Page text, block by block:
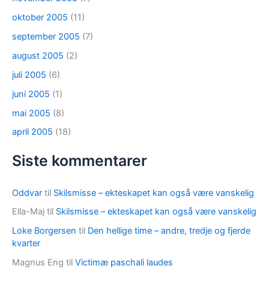
oktober 2005 (11)
september 2005 (7)
august 2005 (2)
juli 2005 (6)
juni 2005 (1)
mai 2005 (8)
april 2005 (18)
Siste kommentarer
Oddvar til Skilsmisse – ekteskapet kan også være vanskelig
Ella-Maj til Skilsmisse – ekteskapet kan også være vanskelig
Loke Borgersen til Den hellige time – andre, tredje og fjerde
kvarter
Magnus Eng til Victimæ paschali laudes